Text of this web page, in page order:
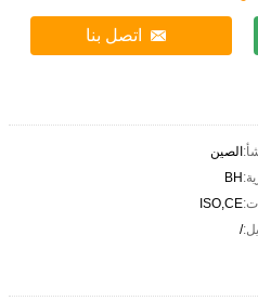
اتصل بنا
الصين
BH
ISO,CE
/